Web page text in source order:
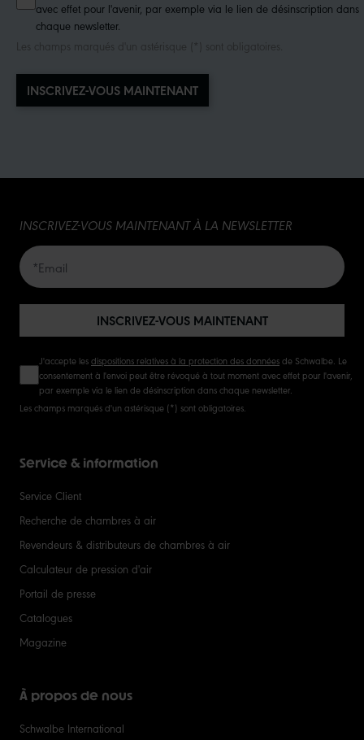
avec effet pour l'avenir, par exemple via le lien de désinscription dans
chaque newsletter.
Les champs marqués d'un astérisque (*) sont obligatoires.
INSCRIVEZ-VOUS MAINTENANT
INSCRIVEZ-VOUS MAINTENANT À LA NEWSLETTER
INSCRIVEZ-VOUS MAINTENANT
J'accepte lesdispositions relatives à la protection des donnéesde Schwalbe. Le
consentement à l'envoi peut être révoqué à tout moment avec effet pour l'avenir,
par exemple via le lien de désinscription dans chaque newsletter.
Les champs marqués d'un astérisque (*) sont obligatoires.
Service & information
Service Client
Recherche de chambres à air
Revendeurs & distributeurs de chambres à air
Calculateur de pression d'air
Portail de presse
Catalogues
Magazine
À propos de nous
Schwalbe International